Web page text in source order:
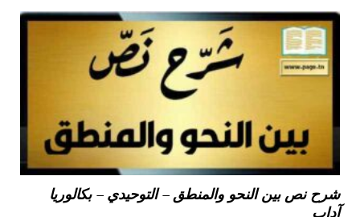
شرح نص بين النحو والمنطق – التوحيدي – بكالوريا
آداب